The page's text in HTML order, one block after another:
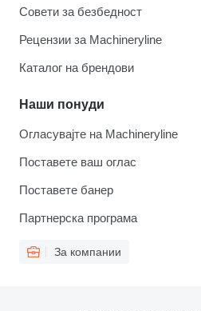
Совети за безбедност
Рецензии за Machineryline
Каталог на брендови
Наши понуди
Огласувајте на Machineryline
Поставете ваш оглас
Поставете банер
Партнерска програма
За компании